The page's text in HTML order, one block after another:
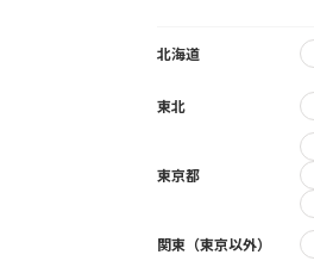
北海道
東北
東京都
関東（東京以外）